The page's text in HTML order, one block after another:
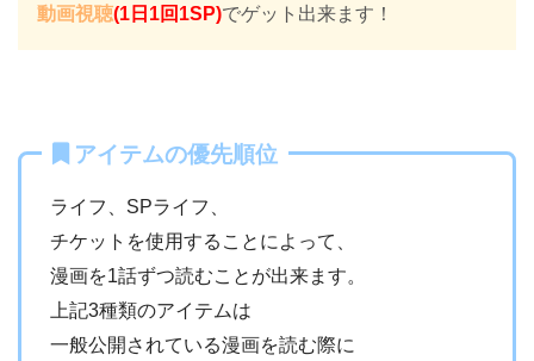
動画視聴(1日1回1SP)でゲット出来ます！
アイテムの優先順位
ライフ、SPライフ、
チケットを使用することによって、
漫画を1話ずつ読むことが出来ます。
上記3種類のアイテムは
一般公開されている漫画を読む際に